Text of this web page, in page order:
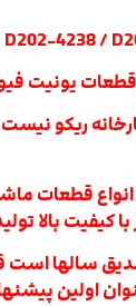
یونیت
ریکو
انواع قطعات
کیفیت بالا
سالها است
اولین